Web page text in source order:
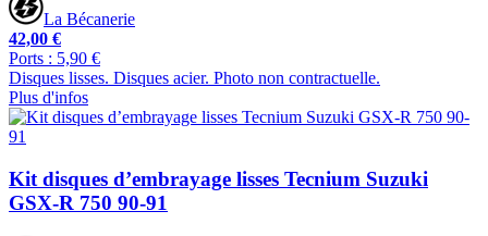
La Bécanerie
42,00 €
Ports : 5,90 €
Disques lisses. Disques acier. Photo non contractuelle.
Plus d'infos
Kit disques d’embrayage lisses Tecnium Suzuki
GSX-R 750 90-91